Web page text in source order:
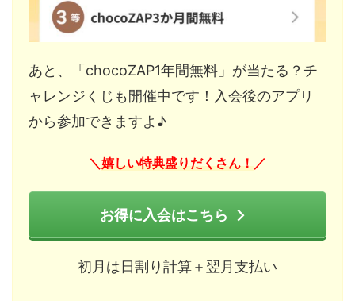
あと、「chocoZAP1年間無料」が当たる？チ
ャレンジくじも開催中です！入会後のアプリ
から参加できますよ♪
＼嬉しい特典盛りだくさん！／
お得に入会はこちら
初月は日割り計算＋翌月支払い